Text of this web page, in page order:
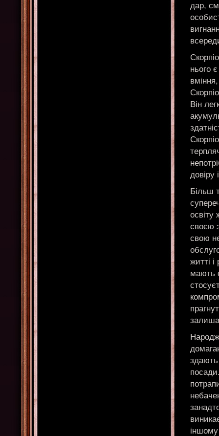
дар,
нього
Він
довіру
Більш
освіту
своєю
свою
житті
мають
здають